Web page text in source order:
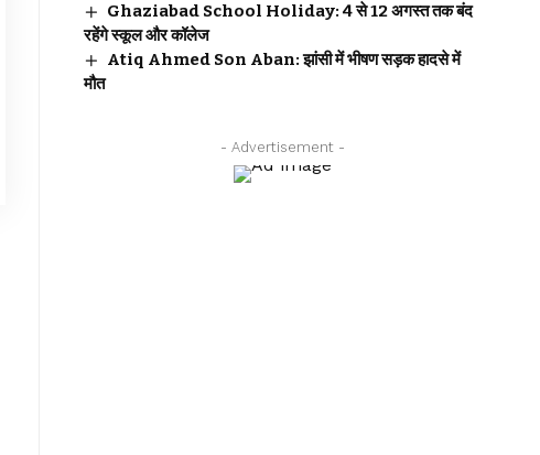
Ghaziabad School Holiday: 4 से 12 अगस्त तक बंद
रहेंगे स्कूल और कॉलेज
Atiq Ahmed Son Aban: झांसी में भीषण सड़क हादसे में
मौत
- Advertisement -